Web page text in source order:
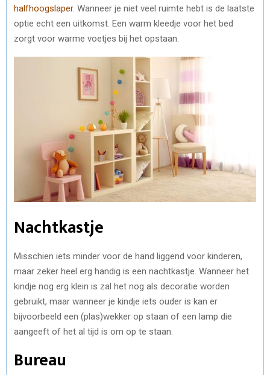
halfhoogslaper. Wanneer je niet veel ruimte hebt is de laatste
optie echt een uitkomst. Een warm kleedje voor het bed
zorgt voor warme voetjes bij het opstaan.
Nachtkastje
Misschien iets minder voor de hand liggend voor kinderen,
maar zeker heel erg handig is een nachtkastje. Wanneer het
kindje nog erg klein is zal het nog als decoratie worden
gebruikt, maar wanneer je kindje iets ouder is kan er
bijvoorbeeld een (plas)wekker op staan of een lamp die
aangeeft of het al tijd is om op te staan.
Bureau